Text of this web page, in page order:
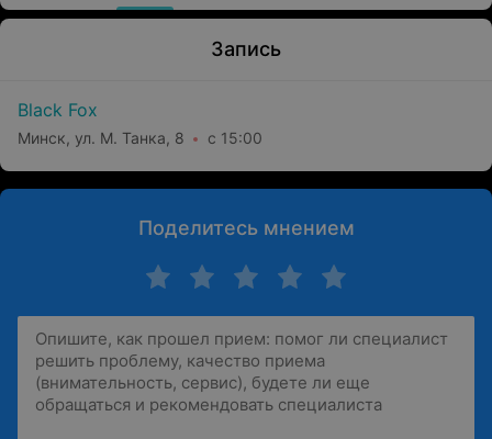
Запись
Black Fox
Минск, ул. М. Танка, 8 с 15:00
Поделитесь мнением